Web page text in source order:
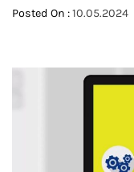
Posted On :10.05.2024